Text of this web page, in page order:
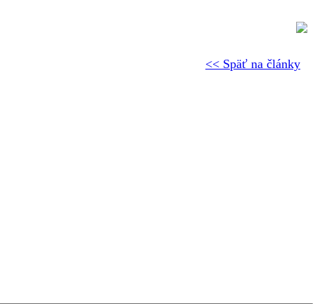
<< Späť na články